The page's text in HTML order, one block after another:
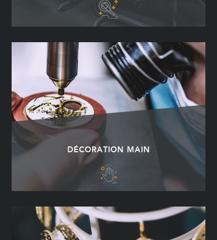
DÉCORATION MAIN